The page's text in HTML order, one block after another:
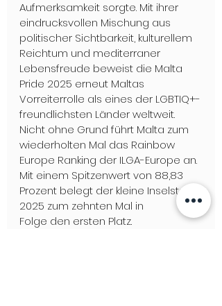
Aufmerksamkeit sorgte. Mit ihrer
eindrucksvollen Mischung aus
politischer Sichtbarkeit, kulturellem
Reichtum und mediterraner
Lebensfreude beweist die Malta
Pride 2025 erneut Maltas
Vorreiterrolle als eines der LGBTIQ+-
freundlichsten Länder weltweit.
Nicht ohne Grund führt Malta zum
wiederholten Mal das Rainbow
Europe Ranking der ILGA-Europe an.
Mit einem Spitzenwert von 88,83
Prozent belegt der kleine Inselstaat
2025 zum zehnten Mal in
Folge den ersten Platz.